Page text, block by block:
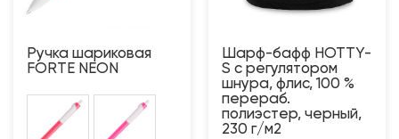
Ручка шариковая
FORTE NEON
Шарф-бафф HOTTY-
S с регулятором
шнура, флис, 100 %
перераб.
полиэстер, черный,
230 г/м2